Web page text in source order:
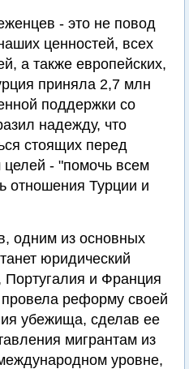
- это не повод
ценностей, всех
а также европейских,
приняла 2,7 млн
поддержки со
надежду, что
стоящих перед
- "помочь всем
отношения Турции и
одним из основных
юридический
Португалия и Франция
реформу своей
убежища, сделав ее
мигрантам из
уровне,